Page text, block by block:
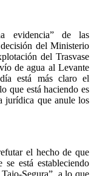
evidencia” de las
del Ministerio
del Trasvase
de agua al Levante
está más claro el
que está haciendo es
jurídica que anule los
el hecho de que
está estableciendo
Segura”, a lo que